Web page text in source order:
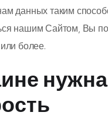
данных таким
нашим Сайтом, Вы
более.
нужна